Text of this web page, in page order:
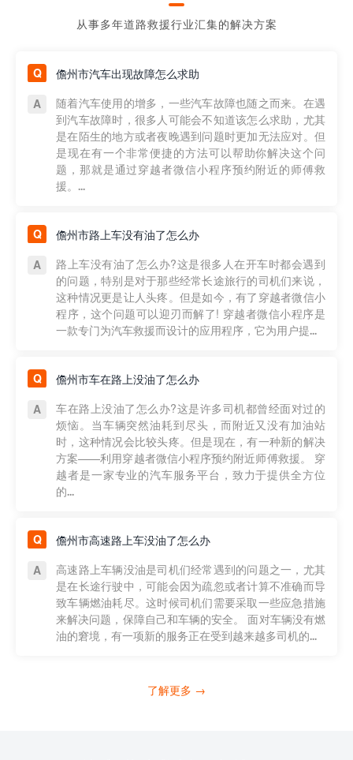
从事多年道路救援行业汇集的解决方案
儋州市汽车出现故障怎么求助
随着汽车使用的增多，一些汽车故障也随之而来。在遇
到汽车故障时，很多人可能会不知道该怎么求助，尤其
是在陌生的地方或者夜晚遇到问题时更加无法应对。但
是现在有一个非常便捷的方法可以帮助你解决这个问
题，那就是通过穿越者微信小程序预约附近的师傅救
援。...
儋州市路上车没有油了怎么办
路上车没有油了怎么办?这是很多人在开车时都会遇到
的问题，特别是对于那些经常长途旅行的司机们来说，
这种情况更是让人头疼。但是如今，有了穿越者微信小
程序，这个问题可以迎刃而解了! 穿越者微信小程序是
一款专门为汽车救援而设计的应用程序，它为用户提...
儋州市车在路上没油了怎么办
车在路上没油了怎么办?这是许多司机都曾经面对过的
烦恼。当车辆突然油耗到尽头，而附近又没有加油站
时，这种情况会比较头疼。但是现在，有一种新的解决
方案——利用穿越者微信小程序预约附近师傅救援。 穿
越者是一家专业的汽车服务平台，致力于提供全方位
的...
儋州市高速路上车没油了怎么办
高速路上车辆没油是司机们经常遇到的问题之一，尤其
是在长途行驶中，可能会因为疏忽或者计算不准确而导
致车辆燃油耗尽。这时候司机们需要采取一些应急措施
来解决问题，保障自己和车辆的安全。 面对车辆没有燃
油的窘境，有一项新的服务正在受到越来越多司机的...
了解更多 →